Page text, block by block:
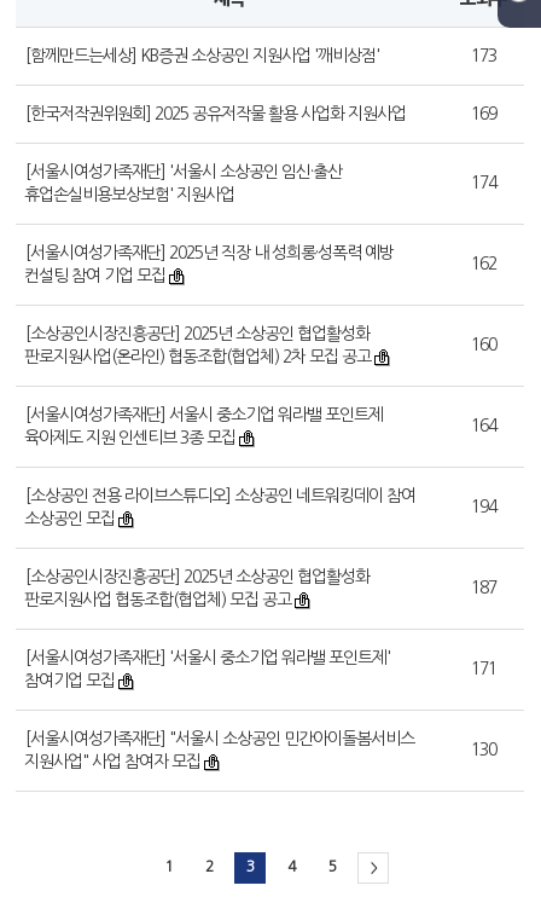
[함께만드는세상] KB증권 소상공인 지원사업 '깨비상점' 173
[한국저작권위원회] 2025 공유저작물 활용 사업화 지원사업 169
[서울시여성가족재단] '서울시 소상공인 임신·출산
휴업손실비용보상보험' 지원사업
174
[서울시여성가족재단] 2025년 직장 내 성희롱·성폭력 예방
컨설팅 참여 기업 모집
162
[소상공인시장진흥공단] 2025년 소상공인 협업활성화
판로지원사업(온라인) 협동조합(협업체) 2차 모집 공고
160
[서울시여성가족재단] 서울시 중소기업 워라밸 포인트제
육아제도 지원 인센티브 3종 모집
164
[소상공인 전용 라이브스튜디오] 소상공인 네트워킹데이 참여
소상공인 모집
194
[소상공인시장진흥공단] 2025년 소상공인 협업활성화
판로지원사업 협동조합(협업체) 모집 공고
187
[서울시여성가족재단] '서울시 중소기업 워라밸 포인트제'
참여기업 모집
171
[서울시여성가족재단] "서울시 소상공인 민간아이돌봄서비스
지원사업" 사업 참여자 모집
130
1 2 3 4 5 >